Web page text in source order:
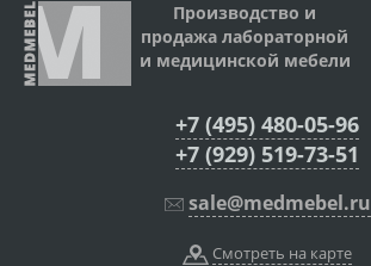
Производство и
продажа лабораторной
и медицинской мебели
+7 (495) 480-05-96
+7 (929) 519-73-51
sale@medmebel.ru
Смотреть на карте